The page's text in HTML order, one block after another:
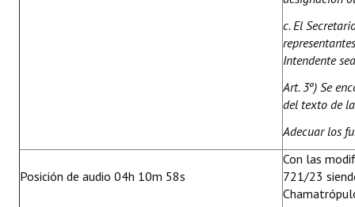
c. El
Intendente
Art. 3º) Se
del texto de
Adecuar los
Posición de audio 04h 10m 58s
Con las
721/23